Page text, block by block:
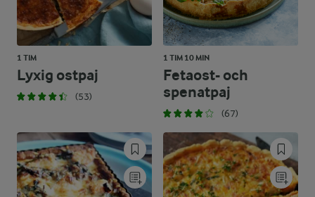
1 TIM
Lyxig ostpaj
(53)
1 TIM 10 MIN
Fetaost- och
spenatpaj
(67)